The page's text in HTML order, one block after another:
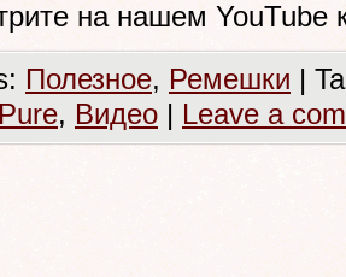
на нашем YouTube
Полезное, Ремешки |
Pure, Видео | Leave a